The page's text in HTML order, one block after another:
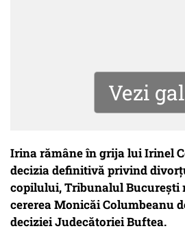
Vezi
Irina rămâne în grija lui Irinel
decizia definitivă privind
copilului, Tribunalul Bucureşti
cererea Monicăi Columbeanu
deciziei Judecătoriei Buftea.